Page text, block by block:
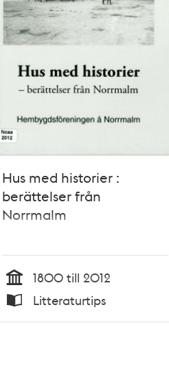
Hus med historier :
berättelser från
Norrmalm
Tid
1800 till 2012
Litteraturtips